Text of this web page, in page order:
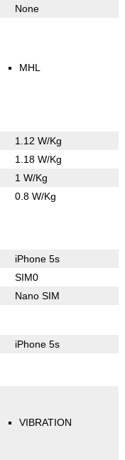
None
MHL
1.12 W/Kg
1.18 W/Kg
1 W/Kg
0.8 W/Kg
iPhone 5s
SIM0
Nano SIM
iPhone 5s
VIBRATION